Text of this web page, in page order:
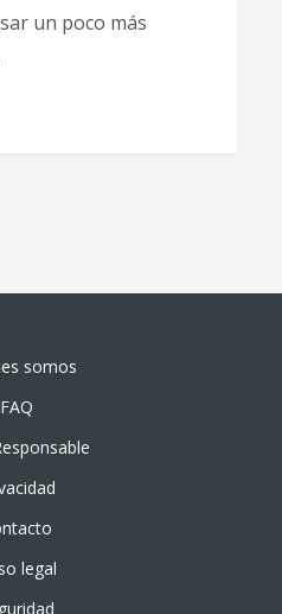
un poco más
somos
FAQ
legal